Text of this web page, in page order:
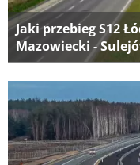
Jaki przebieg S12
Mazowiecki -